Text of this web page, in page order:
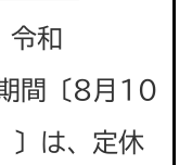
令和
間〔8月10
〕は、定休